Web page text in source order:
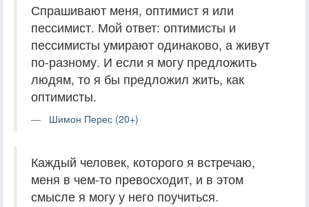
Спрашивают меня, оптимист я или
пессимист. Мой ответ: оптимисты и
пессимисты умирают одинаково, а живут
по-разному. И если я могу предложить
людям, то я бы предложил жить, как
оптимисты.
Шимон Перес (20+)
Каждый человек, которого я встречаю,
меня в чем-то превосходит, и в этом
смысле я могу у него поучиться.